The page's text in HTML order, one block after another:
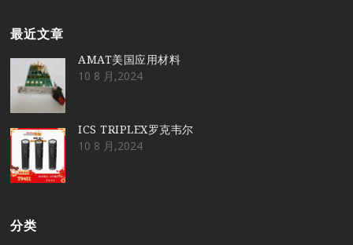
最近文章
AMAT美国应用材料
10 8 月,2024
ICS TRIPLEX罗克韦尔
10 8 月,2024
分类